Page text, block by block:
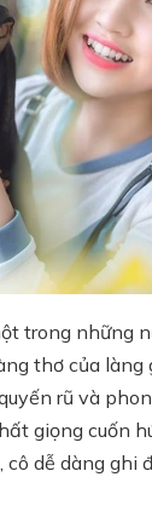
trong những
thơ của làng
rũ và
giọng cuốn
cô dễ dàng ghi